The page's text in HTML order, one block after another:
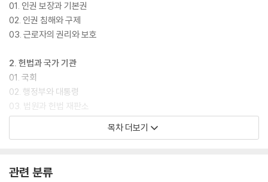
01. 인권 보장과 기본권
02. 인권 침해와 구제
03. 근로자의 권리와 보호
2. 헌법과 국가 기관
01. 국회
02. 행정부와 대통령
03. 법원과 헌법 재판소
03. 금융 생활의 중요성
목차 더보기
관련 분류